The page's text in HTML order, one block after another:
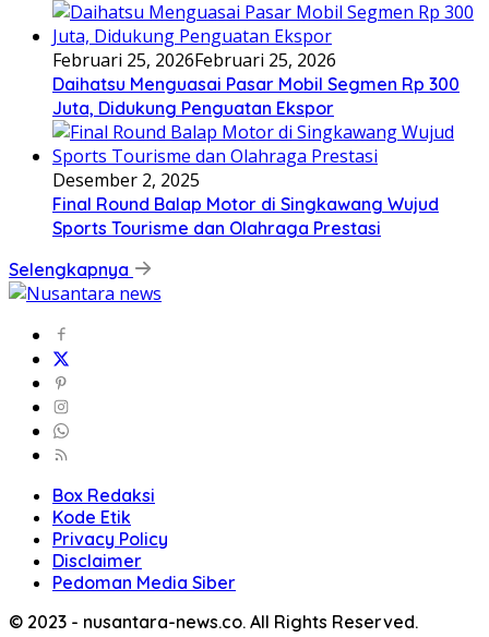
Februari 25, 2026Februari 25, 2026
Daihatsu Menguasai Pasar Mobil Segmen Rp 300
Juta, Didukung Penguatan Ekspor
Desember 2, 2025
Final Round Balap Motor di Singkawang Wujud
Sports Tourisme dan Olahraga Prestasi
Selengkapnya
Box Redaksi
Kode Etik
Privacy Policy
Disclaimer
Pedoman Media Siber
© 2023 - nusantara-news.co. All Rights Reserved.